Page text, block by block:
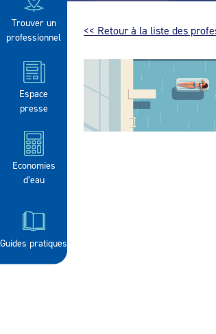
Trouver un
professionnel
Espace
presse
Economies
d’eau
Guides pratiques
<< Retour à la liste des